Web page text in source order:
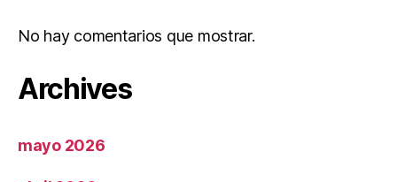
No hay comentarios que mostrar.
Archives
mayo 2026